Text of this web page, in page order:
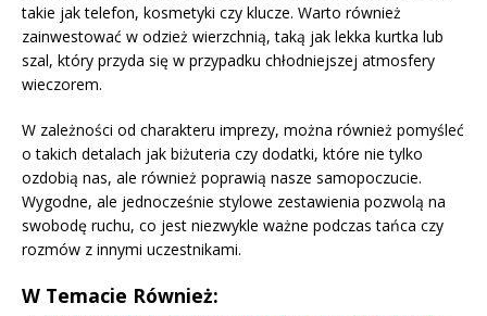
takie jak telefon, kosmetyki czy klucze. Warto również
zainwestować w odzież wierzchnią, taką jak lekka kurtka lub
szal, który przyda się w przypadku chłodniejszej atmosfery
wieczorem.
W zależności od charakteru imprezy, można również pomyśleć
o takich detalach jak biżuteria czy dodatki, które nie tylko
ozdobią nas, ale również poprawią nasze samopoczucie.
Wygodne, ale jednocześnie stylowe zestawienia pozwolą na
swobodę ruchu, co jest niezwykle ważne podczas tańca czy
rozmów z innymi uczestnikami.
W Temacie Również: